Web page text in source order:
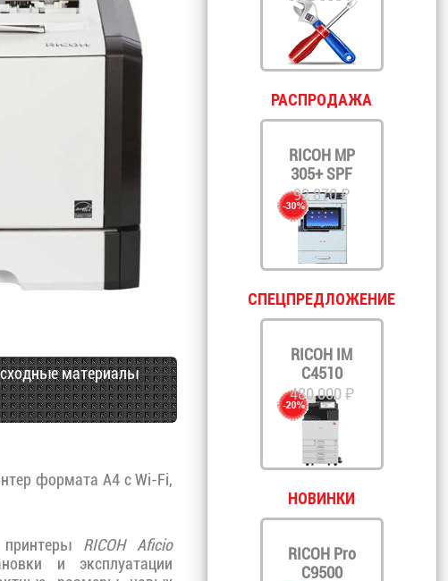
материалы
формата А4 с Wi-Fi,
RICOH Aficio
и эксплуатации
РАСПРОДАЖА
RICOH MP
305+ SPF
92 870 ₽
СПЕЦПРЕДЛОЖЕНИЕ
RICOH IM
C4510
480 000 ₽
НОВИНКИ
RICOH Pro
C9500